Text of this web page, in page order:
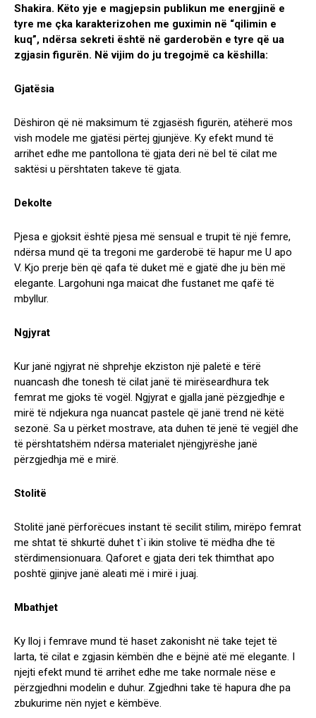
Shakira. Këto yje e magjepsin publikun me energjinë e
tyre me çka karakterizohen me guximin në “qilimin e
kuq”, ndërsa sekreti është në garderobën e tyre që ua
zgjasin figurën. Në vijim do ju tregojmë ca këshilla:
Gjatësia
Dëshiron që në maksimum të zgjasësh figurën, atëherë mos
vish modele me gjatësi përtej gjunjëve. Ky efekt mund të
arrihet edhe me pantollona të gjata deri në bel të cilat me
saktësi u përshtaten takeve të gjata.
Dekolte
Pjesa e gjoksit është pjesa më sensual e trupit të një femre,
ndërsa mund që ta tregoni me garderobë të hapur me U apo
V. Kjo prerje bën që qafa të duket më e gjatë dhe ju bën më
elegante. Largohuni nga maicat dhe fustanet me qafë të
mbyllur.
Ngjyrat
Kur janë ngjyrat në shprehje ekziston një paletë e tërë
nuancash dhe tonesh të cilat janë të mirëseardhura tek
femrat me gjoks të vogël. Ngjyrat e gjalla janë pëzgjedhje e
mirë të ndjekura nga nuancat pastele që janë trend në këtë
sezonë. Sa u përket mostrave, ata duhen të jenë të vegjël dhe
të përshtatshëm ndërsa materialet njëngjyrëshe janë
përzgjedhja më e mirë.
Stolitë
Stolitë janë përforëcues instant të secilit stilim, mirëpo femrat
me shtat të shkurtë duhet t`i ikin stolive të mëdha dhe të
stërdimensionuara. Qaforet e gjata deri tek thimthat apo
poshtë gjinjve janë aleati më i mirë i juaj.
Mbathjet
Ky lloj i femrave mund të haset zakonisht në take tejet të
larta, të cilat e zgjasin këmbën dhe e bëjnë atë më elegante. I
njejti efekt mund të arrihet edhe me take normale nëse e
përzgjedhni modelin e duhur. Zgjedhni take të hapura dhe pa
zbukurime nën nyjet e këmbëve.